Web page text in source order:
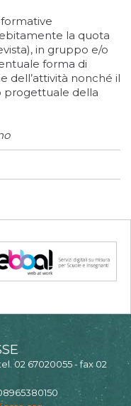
la quota
in gruppo e/o
forma di
dell’attività nonché il
progettuale della
02 67020055 - fax 02